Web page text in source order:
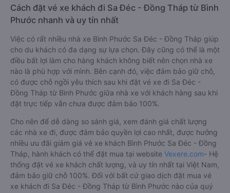
Cách đặt vé xe khách đi Sa Đéc - Đồng Tháp từ Bình
Phước nhanh và uy tín nhất
Việc có rất nhiều nhà xe Bình Phước Sa Đéc - Đồng Tháp giúp
cho du khách có đa dạng sự lựa chọn. Đây cũng có thể là một
điều bất lợi làm cho hàng khách không biết nên chọn nhà xe
nào là phù hợp với mình. Bên cạnh đó, việc đảm bảo giữ chỗ,
có được chỗ ngồi yêu thích sau khi đặt vé xe đi Sa Đéc -
Đồng Tháp từ Bình Phước giữa nhà xe với khách hàng sau khi
đặt trực tiếp vẫn chưa được đảm bảo 100%.
Cho nên để dễ dàng so sánh giá, xem đánh giá chất lượng
các nhà xe đi, được đảm bảo quyền lợi cao nhất, được hưởng
nhiều ưu đãi giảm giá vé xe khách Bình Phước Sa Đéc - Đồng
Tháp, hành khách có thể đặt mua tại website Vexere.com- Hệ
thống đặt vé xe khách chất lượng, và uy tín nhất tại Việt Nam,
đảm bảo giữ chỗ 100%. Đối với bất cứ giao dịch đặt mua vé
xe khách đi Sa Đéc - Đồng Tháp từ Bình Phước nào của quý